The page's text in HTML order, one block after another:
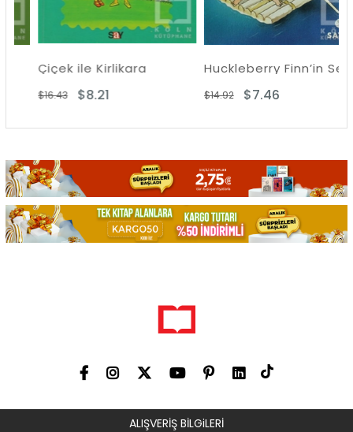
Çiçek ile Kirlikara
$8.21
$16.43
Huckleberry Finn’in Serüvenleri
$7.46
$14.92
ALIŞVERİŞ BİLGiLERİ